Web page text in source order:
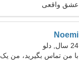
عشق واقعی
Noemi
24 سال, دلو
با من تماس بگیرید، من یک